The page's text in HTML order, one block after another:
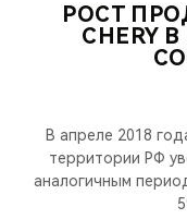
КРОССОВЕРЫ
КРЕДИТ И
ЗАПЧАСТИ И
ПОДДЕРЖКА
О БРЕНДЕ
CHERY В СОЦСЕТЯХ
КРЕДИТ
МЫ В СОЦСЕТЯХ
РОСТ
CHERY
В апреле 2018
территории РФ
аналогичным